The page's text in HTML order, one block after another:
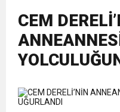
16:47 ZONGULDAK
BAŞKANI DERYA
AİLESİNE BAYRAM
15:05 BAŞKAN DERYA
CEM